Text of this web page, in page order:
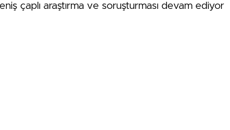
çaplı araştırma ve soruşturması devam ediyor